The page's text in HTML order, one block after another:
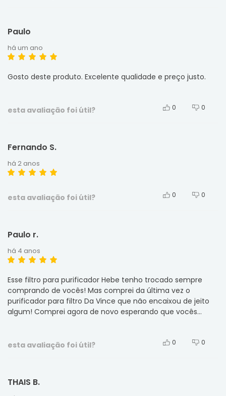
Paulo
há um ano
Gosto deste produto. Excelente qualidade e preço justo.
esta avaliação foi útil? 0 0
Fernando S.
há 2 anos
esta avaliação foi útil? 0 0
Paulo r.
há 4 anos
Esse filtro para purificador Hebe tenho trocado sempre
comprando de vocês! Mas comprei da última vez o
purificador para filtro Da Vince que não encaixou de jeito
algum! Comprei agora de novo esperando que vocês
quando vou tentar instalar
esta avaliação foi útil? 0 0
THAIS B.